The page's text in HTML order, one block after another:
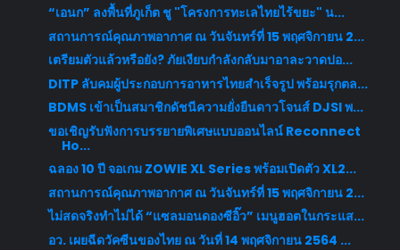
“เอนก” ลงพื้นที่ภูเก็ต ชู "โครงการทะเลไทยไร้ขยะ" น...
สถานการณ์คุณภาพอากาศ ณ วันจันทร์ที่ 15 พฤศจิกายน 2...
เตรียมตัวแล้วหรือยัง? ภัยเงียบกำลังกลับมาอาละวาดปอ...
DITP ลับคมผู้ประกอบการอาหารไทยสำเร็จรูป พร้อมรุกตล...
BDMS เข้าเป็นสมาชิกดัชนีความยั่งยืนดาวโจนส์ DJSI พ...
ขอเชิญรับฟังการบรรยายพิเศษแบบออนไลน์ Reconnect
Ho...
ฉลอง 10 ปี จอเกม ZOWIE XL Series พร้อมเปิดตัว XL2...
สถานการณ์คุณภาพอากาศ ณ วันจันทร์ที่ 15 พฤศจิกายน 2...
ไม่สดจริงทำไม่ได้ “แซลมอนดองซีอิ๊ว” เมนูฮอตในกระแส...
อว. เผยฉีดวัคซีนของไทย ณ วันที่ 14 พฤศจิกายน 2564 ...